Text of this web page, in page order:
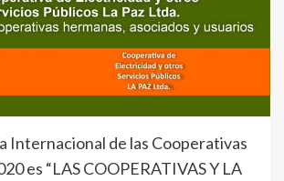
Internacional de las Cooperativas
es “LAS COOPERATIVAS Y LA